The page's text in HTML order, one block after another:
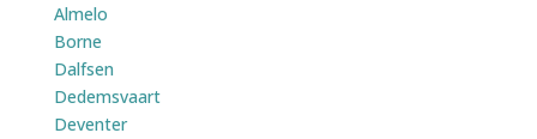
Almelo
Borne
Dalfsen
Dedemsvaart
Deventer